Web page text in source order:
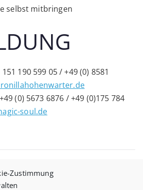
Zustimmung
selbst mitbringen
151 190 599 05 / +49 (0) 8581
(0) 5673 6876 / +49 (0)175 784
soul.de